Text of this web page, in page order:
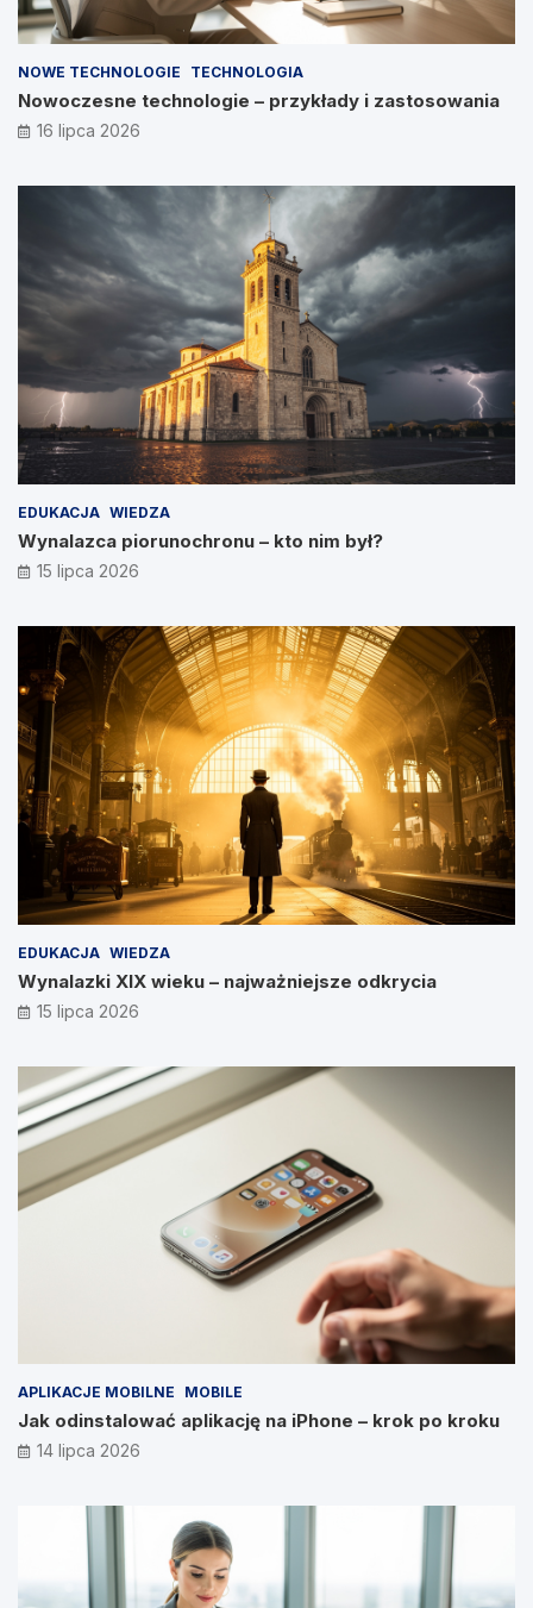
NOWE TECHNOLOGIE TECHNOLOGIA
Nowoczesne technologie – przykłady i zastosowania
16 lipca 2026
EDUKACJA WIEDZA
Wynalazca piorunochronu – kto nim był?
15 lipca 2026
EDUKACJA WIEDZA
Wynalazki XIX wieku – najważniejsze odkrycia
15 lipca 2026
APLIKACJE MOBILNE MOBILE
Jak odinstalować aplikację na iPhone – krok po kroku
14 lipca 2026